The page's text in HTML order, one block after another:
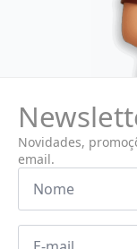
Novidades,
email.
Nome
Email